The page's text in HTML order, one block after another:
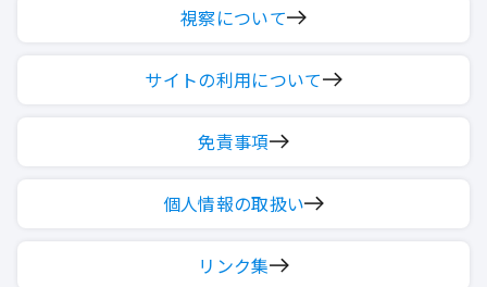
視察について
サイトの利用について
免責事項
個人情報の取扱い
リンク集